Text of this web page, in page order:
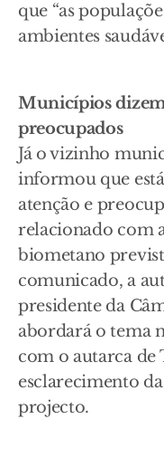
que “as
ambientes
Municípios
preocupados
Já o vizinho
informou que
atenção e
relacionado com
biometano
comunicado, a
presidente da
abordará o tema
com o autarca de
esclarecimento
projecto.